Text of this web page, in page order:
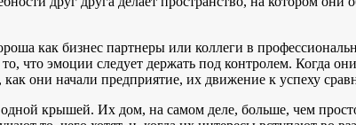
как бизнес партнеры или коллеги в
что эмоции следует держать под контролем. Когда
они начали предприятие, их движение к успеху
крышей. Их дом, на самом деле, больше, чем